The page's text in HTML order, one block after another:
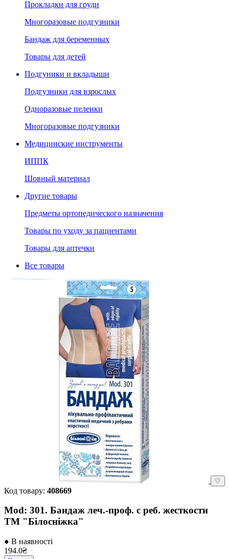
Прокладки для груди
Многоразовые подгузники
Бандаж для беременных
Товары для детей
Подгуники и вкладыши
Подгузники для взрослых
Одноразовые пеленки
Многоразовые подгузники
Медицинские инструменты
ИППК
Шовный материал
Другие товары
Предметы ортопедического назначения
Товары по уходу за пациентами
Товары для аптечки
Все товары
♡
Код товару: 408669
Mod: 301. Бандаж леч.-проф. с реб. жесткости
ТМ "Білосніжка"
● В наявності
194.0₴